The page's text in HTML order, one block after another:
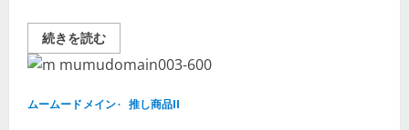
頼
性
を
高
に
つ
続きを読むム
ー
ム
ー
メ
イ
ムームードメイン 推し商品II